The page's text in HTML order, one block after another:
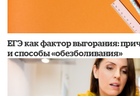
​ЕГЭ как фактор выгорания:
и способы «обезболивания»